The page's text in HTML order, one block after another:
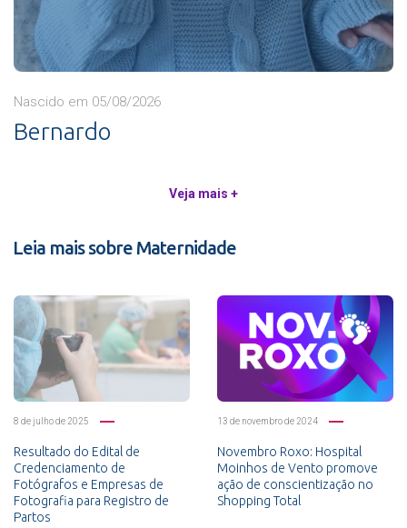
Nascido em 05/08/2026
Bernardo
Veja mais +
Leia mais sobre Maternidade
8 de julho de 2025
Resultado do Edital de
Credenciamento de
Fotógrafos e Empresas de
Fotografia para Registro de
Partos
13 de novembro de 2024
Novembro Roxo: Hospital
Moinhos de Vento promove
ação de conscientização no
Shopping Total